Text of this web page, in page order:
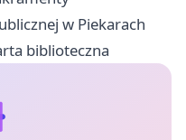
w Piekarach
biblioteczna